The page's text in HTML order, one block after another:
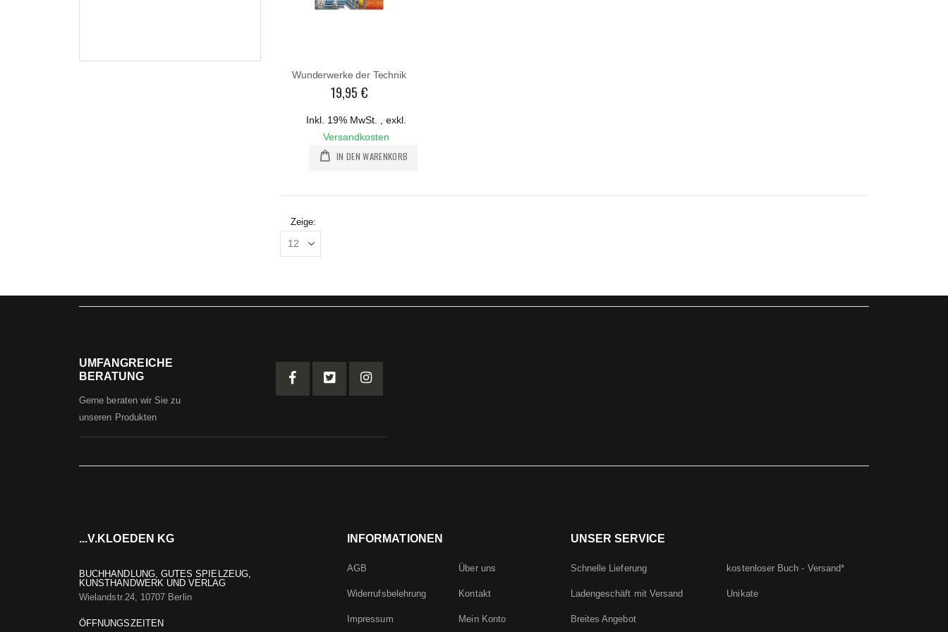
Wunderwerke der Technik
19,95 €
Inkl. 19% MwSt. , exkl.
Versandkosten
IN DEN WARENKORB
Zeige
UMFANGREICHE
BERATUNG
Gerne beraten wir Sie zu
unseren Produkten
...V.KLOEDEN KG
BUCHHANDLUNG, GUTES SPIELZEUG,
KUNSTHANDWERK UND VERLAG
Wielandstr.24, 10707 Berlin
ÖFFNUNGSZEITEN
INFORMATIONEN
AGB
Widerrufsbelehrung
Impressum
Über uns
Kontakt
Mein Konto
UNSER SERVICE
Schnelle Lieferung
Ladengeschäft mit Versand
Breites Angebot
kostenloser Buch - Versand*
Unikate